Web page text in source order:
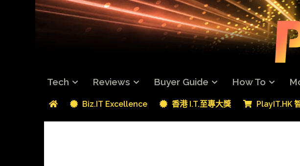
Tech Reviews Buyer Guide How To
Biz.IT Excellence 香港 I.T.至專大獎 PlayIT.HK